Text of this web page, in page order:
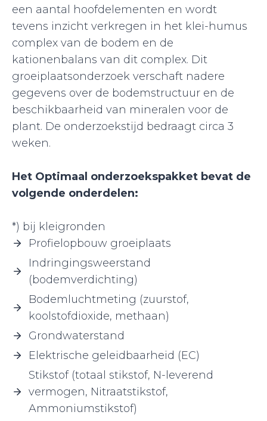
een aantal hoofdelementen en wordt
tevens inzicht verkregen in het klei-humus
complex van de bodem en de
kationenbalans van dit complex. Dit
groeiplaatsonderzoek verschaft nadere
gegevens over de bodemstructuur en de
beschikbaarheid van mineralen voor de
plant. De onderzoekstijd bedraagt circa 3
weken.
Het Optimaal onderzoekspakket bevat de
volgende onderdelen:
*) bij kleigronden
Profielopbouw groeiplaats
Indringingsweerstand
(bodemverdichting)
Bodemluchtmeting (zuurstof,
koolstofdioxide, methaan)
Grondwaterstand
Elektrische geleidbaarheid (EC)
Stikstof (totaal stikstof, N-leverend
vermogen, Nitraatstikstof,
Ammoniumstikstof)